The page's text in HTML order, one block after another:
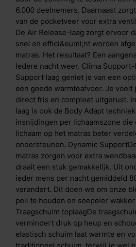
elastisch schuim laat warmte en
traditioneel schuim, terwijl je wel
dezelfde drukverlagende
structuur van het schuim ervoor
omdraaien en vermindert druk op
lichaamsdelen, zoals schouders
blijft je doorbloeding optimaal en
niet afgekneld. De speciale
lichaamszone zorgen voor een
drukverdeling en een soepele
maat. Dual action tijkDe hoes/tijk
gepatenteerde HeiQ Cool- en
technologie. HeiQ Allergen
een 100% natuurlijke afwerking die
allergenen van huisstofmijt en
met behulp van actieve
heeft een dubbele werking die
&eacute;n blijvende
eerste contact ervaar je direct
een comfortabel koel bed. Heb je
bed? Dan treedt het tweede
en warmte worden daarbij direct
6.000 deelnemers. Daarnaast
van de pocketveer voor extra
De Air Release-laag zorgt ervoor
snel en effici&euml;nt worden
matras. Het resultaat? Een
Iedere nacht weer. Clima
Support laag geniet je van een
een goede warmteafvoer. Je voelt
direct fris en compleet uitgerust.
laag is ook de Body Adapt
insnijdingen per lichaamszone die
lichaam op het matras beter
ondersteunen. Dynamic
matras zorgen voor extra
draait een stuk gemakkelijk. Uit
ieder mens per nacht gemiddeld
verandert. Dit doen we om onze
peil te houden en soepeler
Traagschuim toplaagDe
vermindert druk op heup en
elastisch schuim laat warmte en